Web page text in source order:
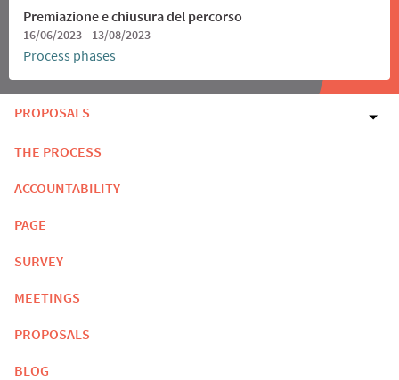
Premiazione e chiusura del percorso
16/06/2023 - 13/08/2023
Process phases
PROPOSALS
THE PROCESS
ACCOUNTABILITY
PAGE
SURVEY
MEETINGS
PROPOSALS
BLOG